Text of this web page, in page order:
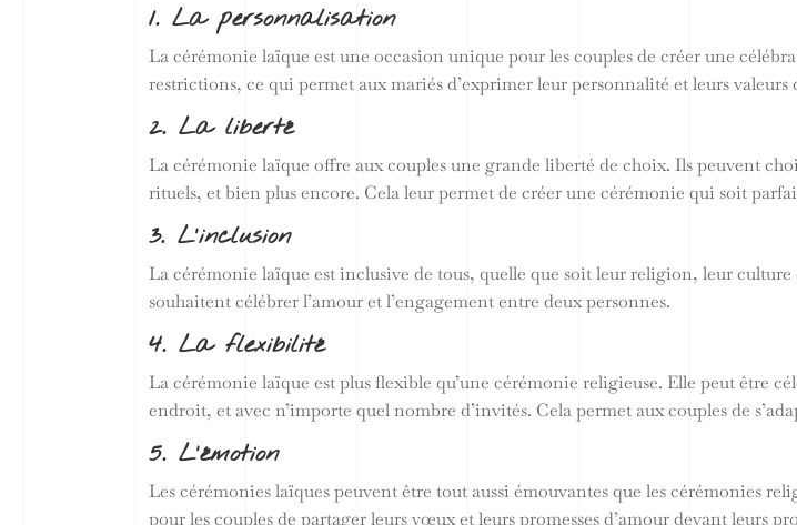
1. La personnalisation
La cérémonie laïque est une occasion unique pour les couples de créer une
restrictions, ce qui permet aux mariés d’exprimer leur personnalité et leurs
2. La liberté
La cérémonie laïque offre aux couples une grande liberté de choix. Ils peuvent
rituels, et bien plus encore. Cela leur permet de créer une cérémonie qui soit
3. L’inclusion
La cérémonie laïque est inclusive de tous, quelle que soit leur religion, leur
souhaitent célébrer l’amour et l’engagement entre deux personnes.
4. La flexibilité
La cérémonie laïque est plus flexible qu’une cérémonie religieuse. Elle peut être
endroit, et avec n’importe quel nombre d’invités. Cela permet aux couples de
5. L’émotion
Les cérémonies laïques peuvent être tout aussi émouvantes que les cérémonies
pour les couples de partager leurs vœux et leurs promesses d’amour devant leurs